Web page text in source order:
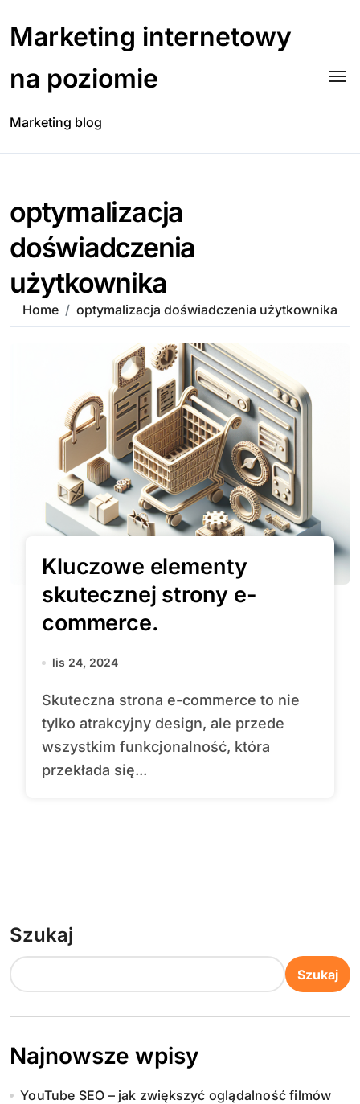
content
Marketing internetowy
na poziomie
Marketing blog
optymalizacja
doświadczenia
użytkownika
Home optymalizacja doświadczenia użytkownika
Kluczowe elementy
skutecznej strony e-
commerce.
lis 24, 2024
Skuteczna strona e-commerce to nie
tylko atrakcyjny design, ale przede
wszystkim funkcjonalność, która
przekłada się...
Szukaj
Szukaj
Najnowsze wpisy
YouTube SEO – jak zwiększyć oglądalność filmów